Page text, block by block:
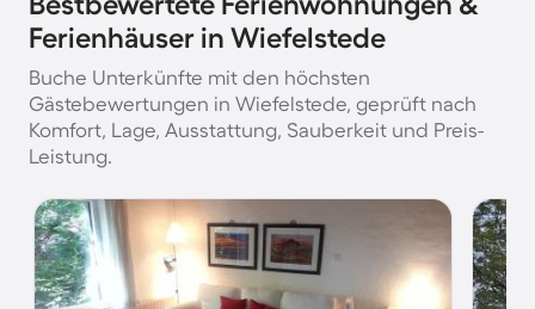
Ferienhäuser in Wiefelstede
Buche Unterkünfte mit den höchsten
Gästebewertungen in Wiefelstede, geprüft nach
Komfort, Lage, Ausstattung, Sauberkeit und Preis-
Leistung.